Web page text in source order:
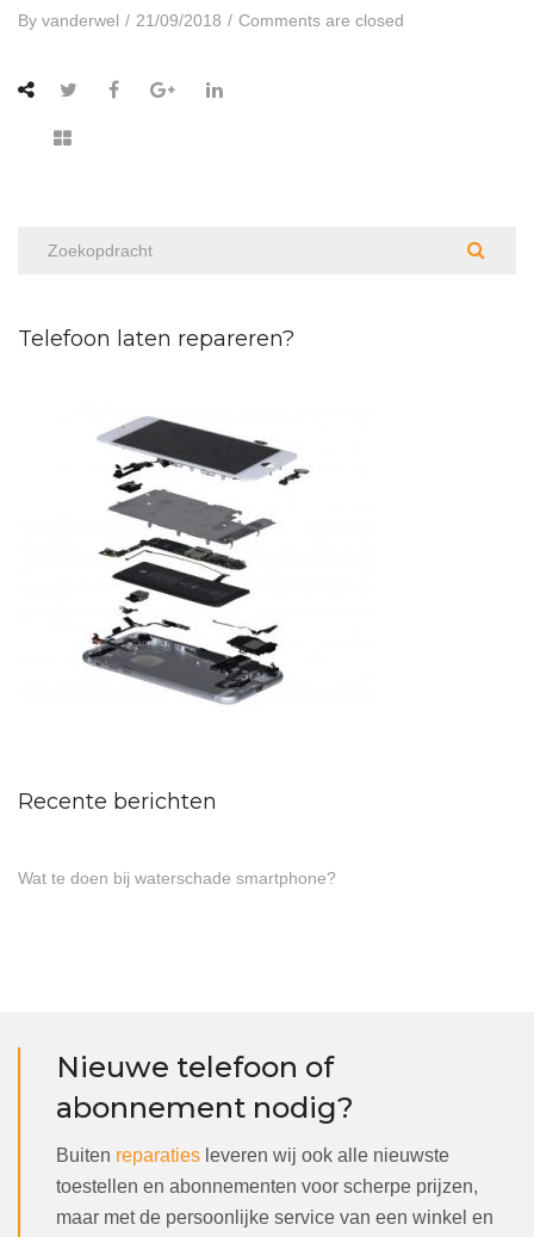
By vanderwel / 21/09/2018 / Comments are closed
Telefoon laten repareren?
Recente berichten
Wat te doen bij waterschade smartphone?
Nieuwe telefoon of
abonnement nodig?
Buiten reparaties leveren wij ook alle nieuwste
toestellen en abonnementen voor scherpe prijzen,
maar met de persoonlijke service van een winkel en